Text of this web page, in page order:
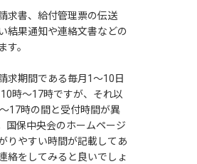
求書、給付管理票の伝送
結果通知や連絡文書などの
す。
求期間である毎月1～10日
時～17時ですが、それ以
17時の間と受付時間が異
国保中央会のホームページ
りやすい時間が記載してあ
絡をしてみると良いでしょ